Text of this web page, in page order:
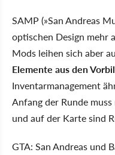
SAMP (»San Andreas
optischen Design mehr
Mods leihen sich aber
Elemente aus den
Inventarmanagement
Anfang der Runde
und auf der Karte sind
GTA: San Andreas und